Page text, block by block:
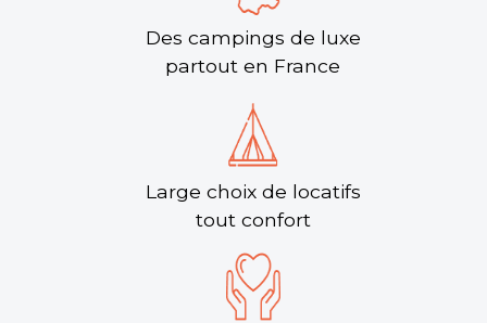
Les Sables-d'Olonne, Vendée , Pays de la Loire
Aucune information tarifaire disponible
Des campings de luxe
partout en France
Large choix de locatifs
tout confort